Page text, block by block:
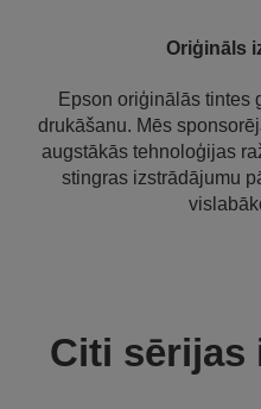
Oriģināls
Epson oriģinālās tintes
drukāšanu. Mēs
augstākās tehnoloģijas
stingras izstrādājumu
Citi sērijas